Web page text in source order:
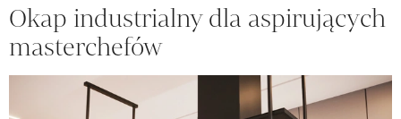
Okap industrialny dla aspirujących
masterchefów